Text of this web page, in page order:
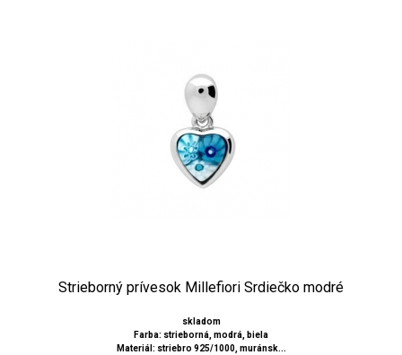
Strieborný prívesok Millefiori Srdiečko modré
skladom
Farba: strieborná, modrá, biela
Materiál: striebro 925/1000, muránsk...